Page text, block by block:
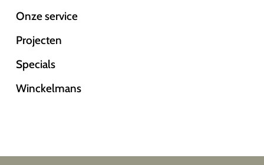
Onze service
Projecten
Specials
Winckelmans